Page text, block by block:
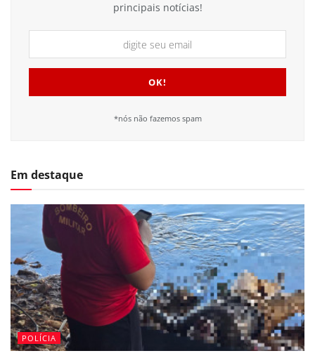
principais notícias!
*nós não fazemos spam
Em destaque
POLÍCIA